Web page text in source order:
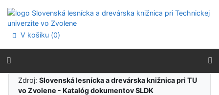
Prejsť na menu
Prehlásenie o webovej prístupnosti
V košíku (0)
Výsledky vyhľadávania
Zdroj:Slovenská lesnícka a drevárska knižnica pri TU
vo Zvolene - Katalóg dokumentov SLDK